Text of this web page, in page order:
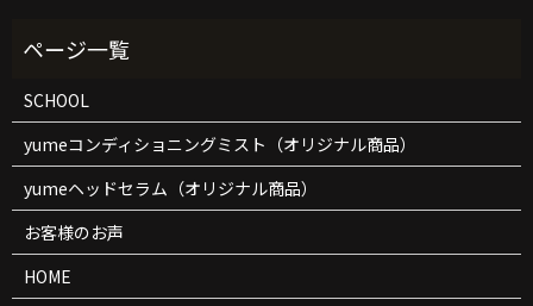
SCHOOL
yumeコンディショニングミスト（オリジナル商品）
yumeヘッドセラム（オリジナル商品）
お客様のお声
HOME